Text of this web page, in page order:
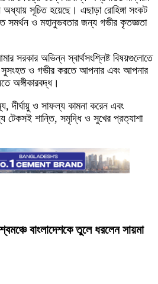
সূচিত হয়েছে। এছাড়া রোহিঙ্গা সংকট
সমর্থন ও মহানুভবতার জন্য গভীর কৃতজ্ঞতা
সরকার অভিন্ন স্বার্থসংশ্লিষ্ট বিষয়গুলোতে
সুসংহত ও গভীর করতে আপনার এবং আপনার
অঙ্গীকারবদ্ধ।
দীর্ঘায়ু ও সাফল্য কামনা করেন এবং
টেকসই শান্তি, সমৃদ্ধি ও সুখের প্রত্যাশা
বাংলাদেশকে তুলে ধরলেন সায়মা